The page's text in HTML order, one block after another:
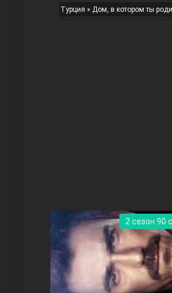
Турция » Дом, в котором ты
2 сезон 90